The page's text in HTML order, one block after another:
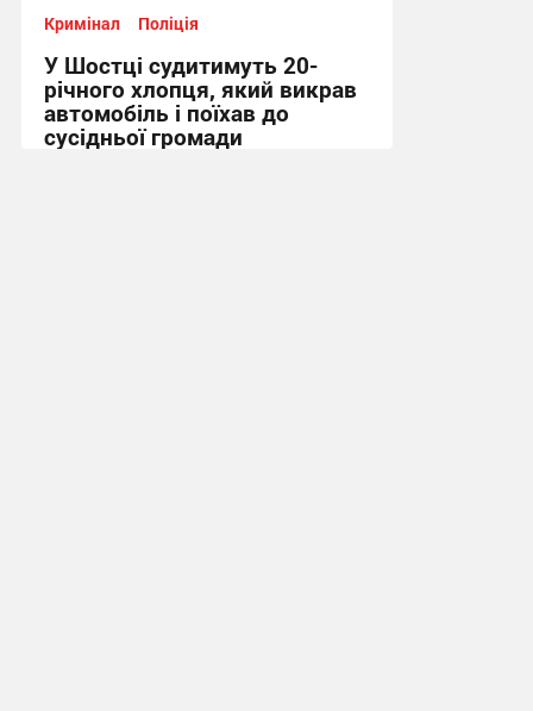
Кримінал Поліція
У Шостці судитимуть 20-
річного хлопця, який викрав
автомобіль і поїхав до
сусідньої громади